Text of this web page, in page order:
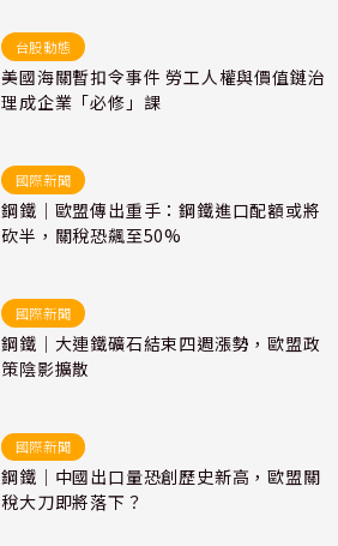
台股動態
美國海關暫扣令事件 勞工人權與價值鏈治
理成企業「必修」課
國際新聞
鋼鐵｜歐盟傳出重手：鋼鐵進口配額或將
砍半，關稅恐飆至50%
國際新聞
鋼鐵｜大連鐵礦石結束四週漲勢，歐盟政
策陰影擴散
國際新聞
鋼鐵｜中國出口量恐創歷史新高，歐盟關
稅大刀即將落下？